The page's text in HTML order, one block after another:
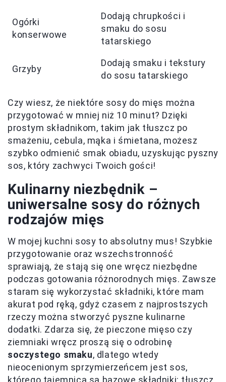
Ogórki
konserwowe
Dodają chrupkości i
smaku do sosu
tatarskiego
Grzyby
Dodają smaku i tekstury
do sosu tatarskiego
Czy wiesz, że niektóre sosy do mięs można
przygotować w mniej niż 10 minut? Dzięki
prostym składnikom, takim jak tłuszcz po
smażeniu, cebula, mąka i śmietana, możesz
szybko odmienić smak obiadu, uzyskując pyszny
sos, który zachwyci Twoich gości!
Kulinarny niezbędnik –
uniwersalne sosy do różnych
rodzajów mięs
W mojej kuchni sosy to absolutny mus! Szybkie
przygotowanie oraz wszechstronność
sprawiają, że stają się one wręcz niezbędne
podczas gotowania różnorodnych mięs. Zawsze
staram się wykorzystać składniki, które mam
akurat pod ręką, gdyż czasem z najprostszych
rzeczy można stworzyć pyszne kulinarne
dodatki. Zdarza się, że pieczone mięso czy
ziemniaki wręcz proszą się o odrobinę
soczystego smaku, dlatego wtedy
nieocenionym sprzymierzeńcem jest sos,
którego tajemnicą są bazowe składniki: tłuszcz,